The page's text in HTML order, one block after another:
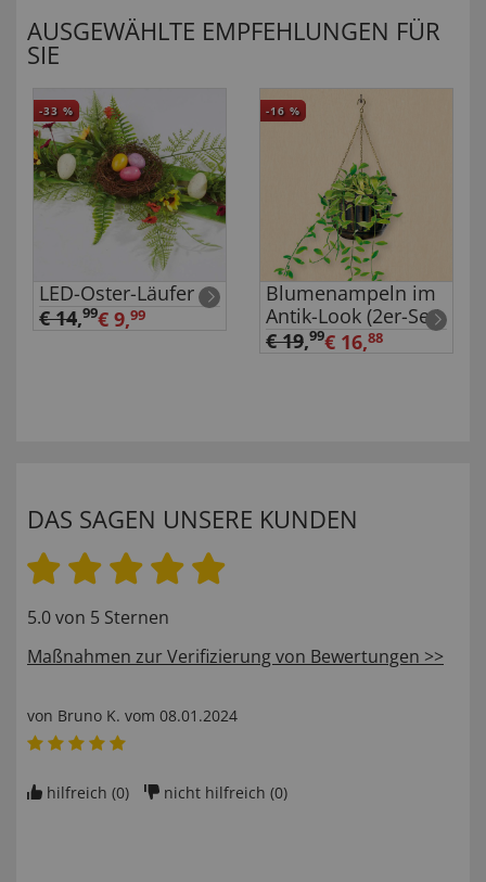
AUSGEWÄHLTE EMPFEHLUNGEN FÜR
SIE
-33 %
LED-Oster-Läufer
€ 14,99€ 9,99
-16 %
Blumenampeln im
Antik-Look (2er-Set)
€ 19,99€ 16,88
DAS SAGEN UNSERE KUNDEN
5.0 von 5 Sternen
Maßnahmen zur Verifizierung von Bewertungen >>
von Bruno K. vom 08.01.2024
hilfreich (0) nicht hilfreich (0)